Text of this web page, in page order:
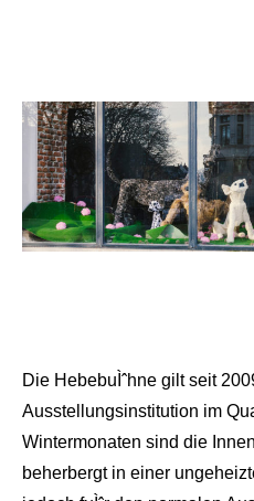
Die HebebuÌˆhne gilt seit
Ausstellungsinstitution im
Wintermonaten sind die
beherbergt in einer